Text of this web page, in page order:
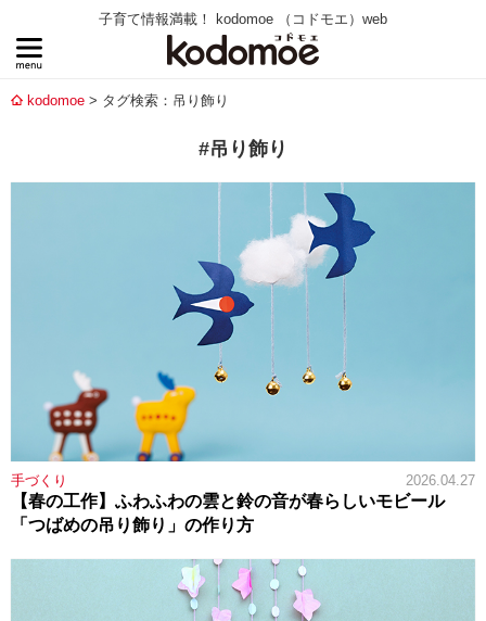
子育て情報満載！ kodomoe （コドモエ）web
kodomoe タグ検索：吊り飾り
#吊り飾り
手づくり 2026.04.27
【春の工作】ふわふわの雲と鈴の音が春らしいモビール
「つばめの吊り飾り」の作り方